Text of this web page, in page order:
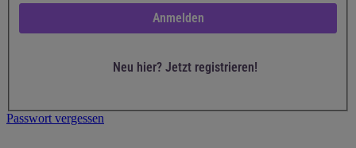
Anmelden
Neu hier? Jetzt registrieren!
Passwort vergessen